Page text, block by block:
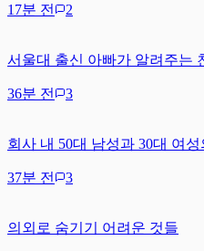
17분 전 2
서울대 출신 아빠가 알려주는
36분 전 3
회사 내 50대 남성과 30대 여성
37분 전 3
의외로 숨기기 어려운 것들